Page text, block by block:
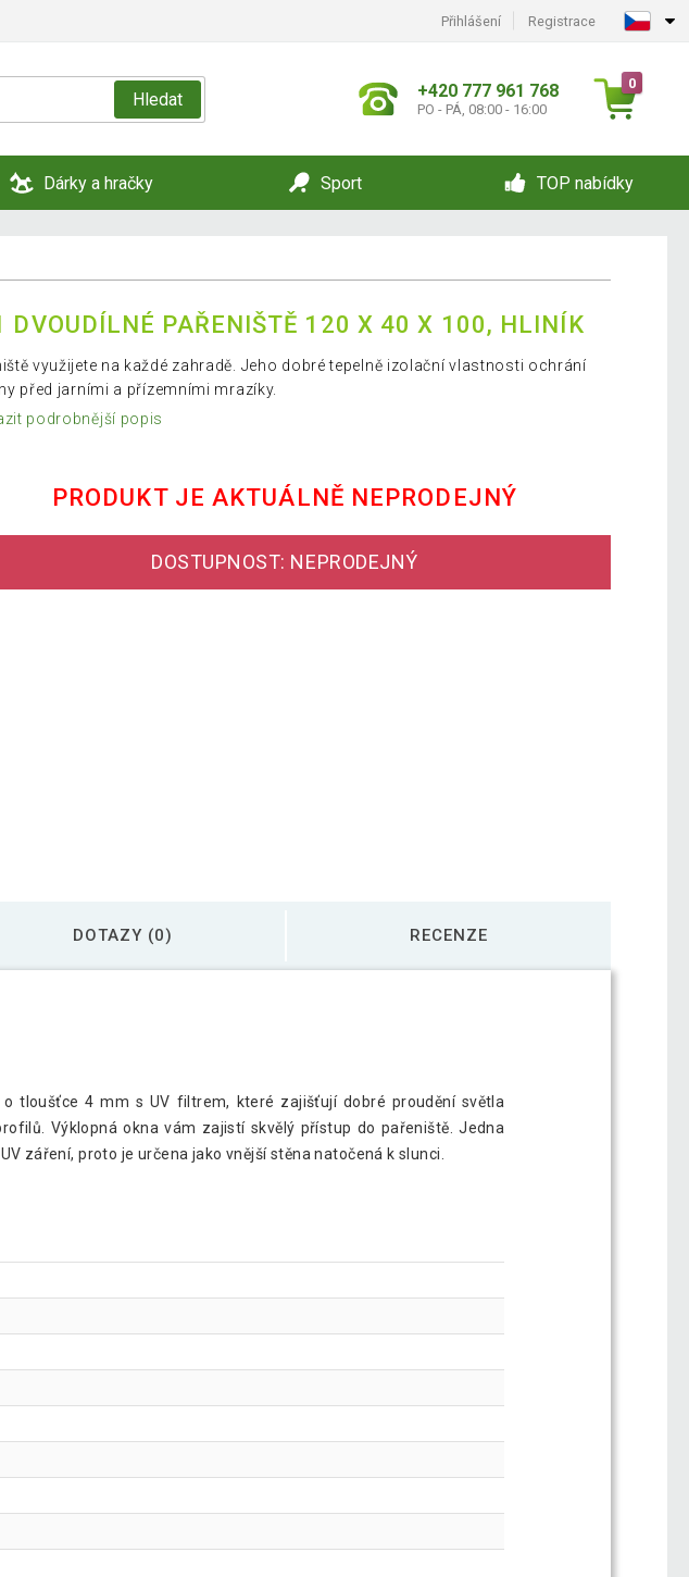
Přihlášení Registrace
Hledat +420 777 961 768
PO - PÁ, 08:00 - 16:00
0
Dárky a hračky Sport TOP nabídky
DVOUDÍLNÉ PAŘENIŠTĚ 120 X 40 X 100, HLINÍK
využijete na každé zahradě. Jeho dobré tepelně izolační vlastnosti ochrání
před jarními a přízemními mrazíky.
podrobnější popis
PRODUKT JE AKTUÁLNĚ NEPRODEJNÝ
DOSTUPNOST: NEPRODEJNÝ
DOTAZY (0) RECENZE
tloušťce 4 mm s UV filtrem, které zajišťují dobré proudění světla
Výklopná okna vám zajistí skvělý přístup do pařeniště. Jedna
záření, proto je určena jako vnější stěna natočená k slunci.